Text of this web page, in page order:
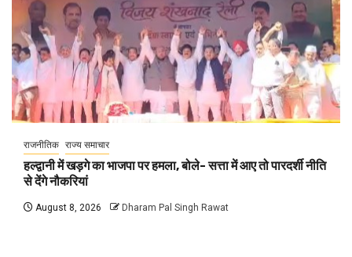
राजनीतिक राज्य समाचार
हल्द्वानी में खड़गे का भाजपा पर हमला, बोले- सत्ता में आए तो पारदर्शी नीति
से देंगे नौकरियां
August 8, 2026 Dharam Pal Singh Rawat